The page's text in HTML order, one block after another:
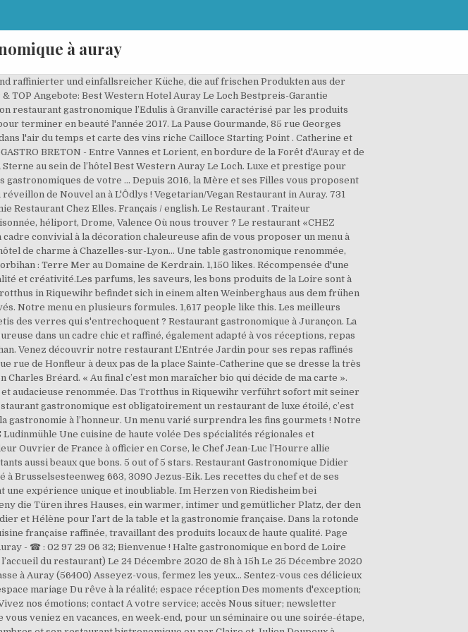
à auray
raffinierter und einfallsreicher Küche, die auf frischen Produkten aus der
Angebote: Best Western Hotel Auray Le Loch Bestpreis-Garantie
restaurant gastronomique l’Edulis à Granville caractérisé par les produits
terminer en beauté l'année 2017. La Pause Gourmande, 85 rue Georges
l'air du temps et carte des vins riche Cailloce Starting Point . Catherine et
BRETON - Entre Vannes et Lorient, en bordure de la Forêt d'Auray et de
au sein de l’hôtel Best Western Auray Le Loch. Luxe et prestige pour
de votre … Depuis 2016, la Mère et ses Filles vous proposent
de Nouvel an à L'Ôdlys ! Vegetarian/Vegan Restaurant in Auray. 731
Restaurant Chez Elles. Français / english. Le Restaurant . Traiteur
héliport, Drome, Valence Où nous trouver ? Le restaurant «CHEZ
convivial à la décoration chaleureuse afin de vous proposer un menu à
de charme à Chazelles-sur-Lyon... Une table gastronomique renommée,
: Terre Mer au Domaine de Kerdrain. 1,150 likes. Récompensée d'une
et créativité.Les parfums, les saveurs, les bons produits de la Loire sont à
in Riquewihr befindet sich in einem alten Weinberghaus aus dem frühen
Notre menu en plusieurs formules. 1,617 people like this. Les meilleurs
des verres qui s'entrechoquent ? Restaurant gastronomique à Jurançon. La
dans un cadre chic et raffiné, également adapté à vos réceptions, repas
Venez découvrir notre restaurant L'Entrée Jardin pour ses repas raffinés
rue de Honfleur à deux pas de la place Sainte-Catherine que se dresse la très
Bréard. « Au final c’est mon maraîcher bio qui décide de ma carte ».
audacieuse renommée. Das Trotthus in Riquewihr verführt sofort mit seiner
gastronomique est obligatoirement un restaurant de luxe étoilé, c’est
gastronomie à l’honneur. Un menu varié surprendra les fins gourmets ! Notre
Une cuisine de haute volée Des spécialités régionales et
Ouvrier de France à officier en Corse, le Chef Jean-Luc l’Hourre allie
aussi beaux que bons. 5 out of 5 stars. Restaurant Gastronomique Didier
Brusselsesteenweg 663, 3090 Jezus-Eik. Les recettes du chef et de ses
expérience unique et inoubliable. Im Herzen von Riedisheim bei
die Türen ihres Hauses, ein warmer, intimer und gemütlicher Platz, der den
et Hélène pour l’art de la table et la gastronomie française. Dans la rotonde
française raffinée, travaillant des produits locaux de haute qualité. Page
- ☎ : 02 97 29 06 32; Bienvenue ! Halte gastronomique en bord de Loire
du restaurant) Le 24 Décembre 2020 de 8h à 15h Le 25 Décembre 2020
à Auray (56400) Asseyez-vous, fermez les yeux… Sentez-vous ces délicieux
mariage Du rêve à la réalité; espace réception Des moments d'exception;
nos émotions; contact A votre service; accès Nous situer; newsletter
veniez en vacances, en week-end, pour un séminaire ou une soirée-étape,